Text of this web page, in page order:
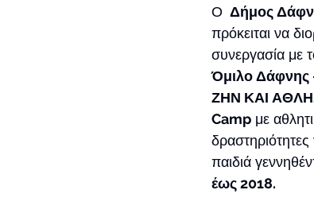
Ο Δήμος
πρόκειται να
συνεργασία με
Όμιλο Δάφνης
ΖΗΝ ΚΑΙ
Camp με
παιδιά
έως 2018.